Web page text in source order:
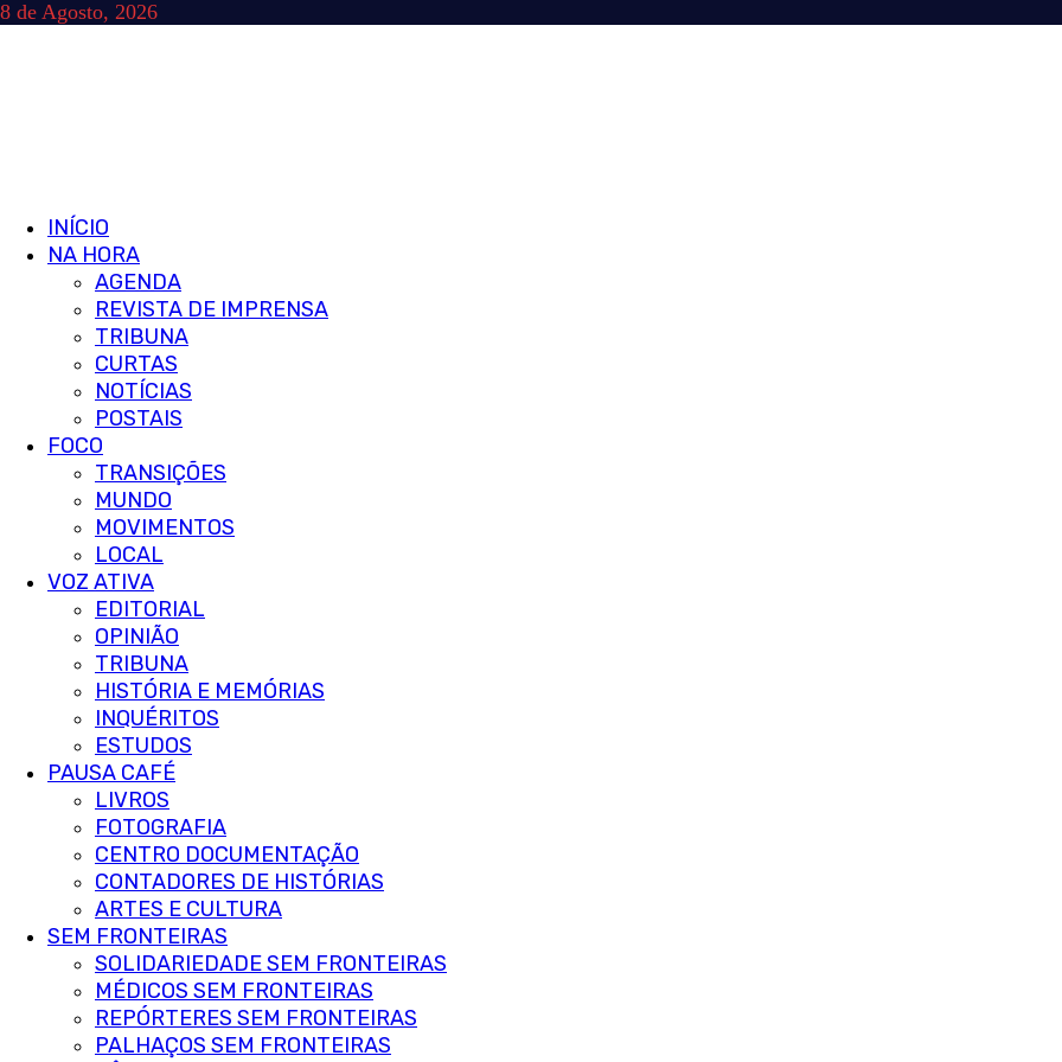
Skip
8 de Agosto, 2026
Primary
Menu
INÍCIO
NA HORA
AGENDA
REVISTA DE IMPRENSA
TRIBUNA
CURTAS
NOTÍCIAS
POSTAIS
FOCO
TRANSIÇÕES
MUNDO
MOVIMENTOS
LOCAL
VOZ ATIVA
EDITORIAL
OPINIÃO
TRIBUNA
HISTÓRIA E MEMÓRIAS
INQUÉRITOS
ESTUDOS
PAUSA CAFÉ
LIVROS
FOTOGRAFIA
CENTRO DOCUMENTAÇÃO
CONTADORES DE HISTÓRIAS
ARTES E CULTURA
SEM FRONTEIRAS
SOLIDARIEDADE SEM FRONTEIRAS
MÉDICOS SEM FRONTEIRAS
REPÓRTERES SEM FRONTEIRAS
PALHAÇOS SEM FRONTEIRAS